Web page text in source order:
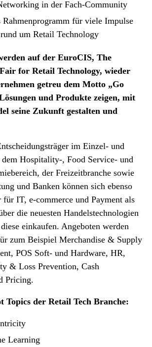
in der Fach-Community
Rahmenprogramm für viele Impulse
um Retail Technology
auf der EuroCIS, The
for Retail Technology, wieder
getreu dem Motto „Go
und Produkte zeigen, mit
seine Zukunft gestalten und
im Einzel- und
dem Hospitality-, Food Service- und
der Freizeitbranche sowie
und Banken können sich ebenso
IT, e-commerce und Payment als
die neuesten Handelstechnologien
einkaufen. Angeboten werden
zum Beispiel Merchandise & Supply
POS Soft- und Hardware, HR,
& Loss Prevention, Cash
Pricing.
Topics der Retail Tech Branche:
Learning